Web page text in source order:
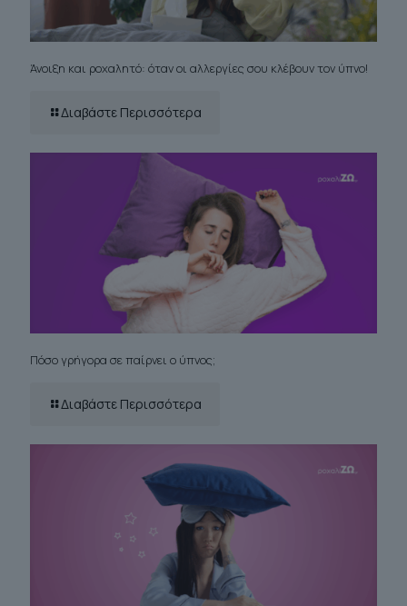
Άνοιξη και ροχαλητό: όταν οι αλλεργίες σου κλέβουν τον ύπνο!
Διαβάστε Περισσότερα
Πόσο γρήγορα σε παίρνει ο ύπνος;
Διαβάστε Περισσότερα